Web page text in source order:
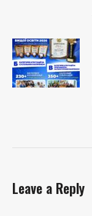
Leave a Reply